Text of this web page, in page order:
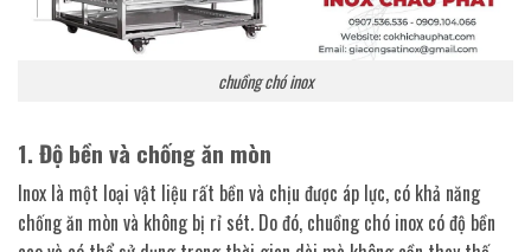
chuồng chó inox
1. Độ bền và chống ăn mòn
Inox là một loại vật liệu rất bền và chịu được áp lực, có khả năng
chống ăn mòn và không bị rỉ sét. Do đó, chuồng chó inox có độ bền